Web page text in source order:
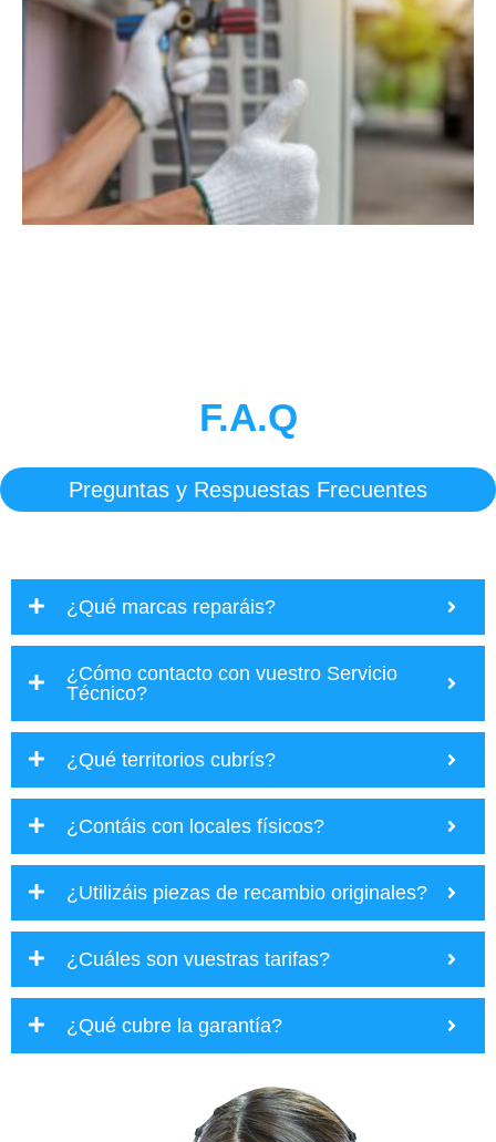
F.A.Q
Preguntas y Respuestas Frecuentes
¿Qué marcas reparáis?
¿Cómo contacto con vuestro Servicio
Técnico?
¿Qué territorios cubrís?
¿Contáis con locales físicos?
¿Utilizáis piezas de recambio originales?
¿Cuáles son vuestras tarifas?
¿Qué cubre la garantía?